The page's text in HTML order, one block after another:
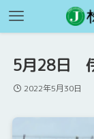
5月28日
2022年5月30日